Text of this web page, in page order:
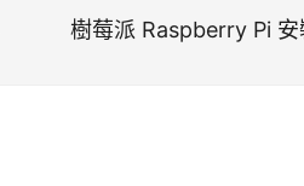
樹莓派 Raspberry Pi